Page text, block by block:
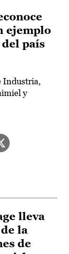
ejemplo
país
Industria,
y
lleva
la
de